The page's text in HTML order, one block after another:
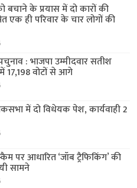
बचाने के प्रयास में दो कारों की
एक ही परिवार के चार लोगों की
: भाजपा उम्मीदवार सतीश
17,198 वोटों से आगे
में दो विधेयक पेश, कार्यवाही 2
पर आधारित ‘जॉब ट्रैफिकिंग’ की
सामने